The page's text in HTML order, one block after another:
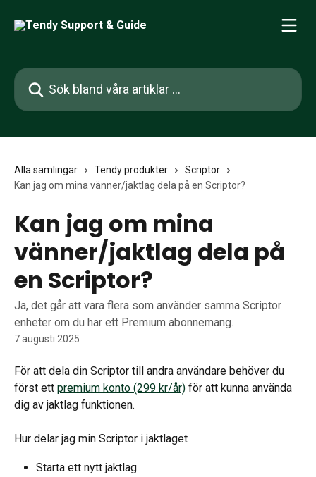
Sök bland våra artiklar …
Alla samlingar Tendy produkter
Scriptor
Kan jag om mina vänner/jaktlag dela på en Scriptor?
Kan jag om mina
vänner/jaktlag dela på
en Scriptor?
Ja, det går att vara flera som använder samma Scriptor
enheter om du har ett Premium abonnemang.
7 augusti 2025
För att dela din Scriptor till andra användare behöver du
först ett premium konto (299 kr/år) för att kunna använda
dig av jaktlag funktionen.
Hur delar jag min Scriptor i jaktlaget
Starta ett nytt jaktlag